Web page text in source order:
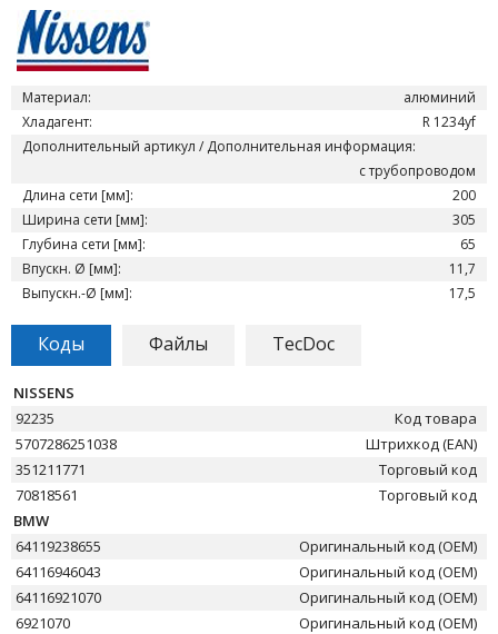
Материал:
алюминий
Хладагент:
R 1234yf
Дополнительный артикул / Дополнительная информация:
с трубопроводом
Длина сети [мм]:
200
Ширина сети [мм]:
305
Глубина сети [мм]:
65
Впускн. Ø [мм]:
11,7
Выпускн.-Ø [мм]:
17,5
Коды Файлы TecDoc
NISSENS
92235
Код товара
5707286251038
Штрихкод (EAN)
351211771
Торговый код
70818561
Торговый код
BMW
64119238655
Оригинальный код (OEM)
64116946043
Оригинальный код (OEM)
64116921070
Оригинальный код (OEM)
6921070
Оригинальный код (OEM)